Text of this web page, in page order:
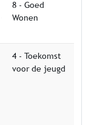
8 - Goed
Wonen
4 - Toekomst
voor de jeugd